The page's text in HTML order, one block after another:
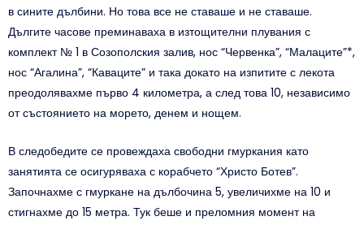
в сините дълбини. Но това все не ставаше и не ставаше.
Дългите часове преминаваха в изтощителни плувания с
комплект № 1 в Созополския залив, нос “Червенка”, “Малаците”*,
нос “Агалина”, “Каваците” и така докато на изпитите с лекота
преодолявахме първо 4 километра, а след това 10, независимо
от състоянието на морето, денем и нощем.
В следобедите се провеждаха свободни гмуркания като
занятията се осигуряваха с корабчето “Христо Ботев”.
Започнахме с гмуркане на дълбочина 5, увеличихме на 10 и
стигнахме до 15 метра. Тук беше и преломния момент на